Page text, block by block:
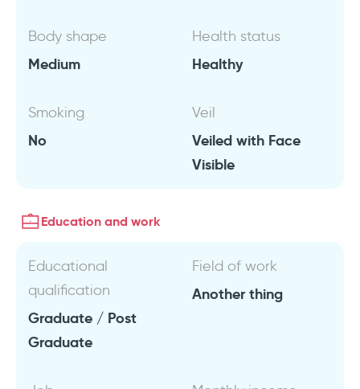
Body shape
Medium
Health status
Healthy
Smoking
No
Veil
Veiled with Face
Visible
Education and work
Educational
qualification
Graduate / Post
Graduate
Field of work
Another thing